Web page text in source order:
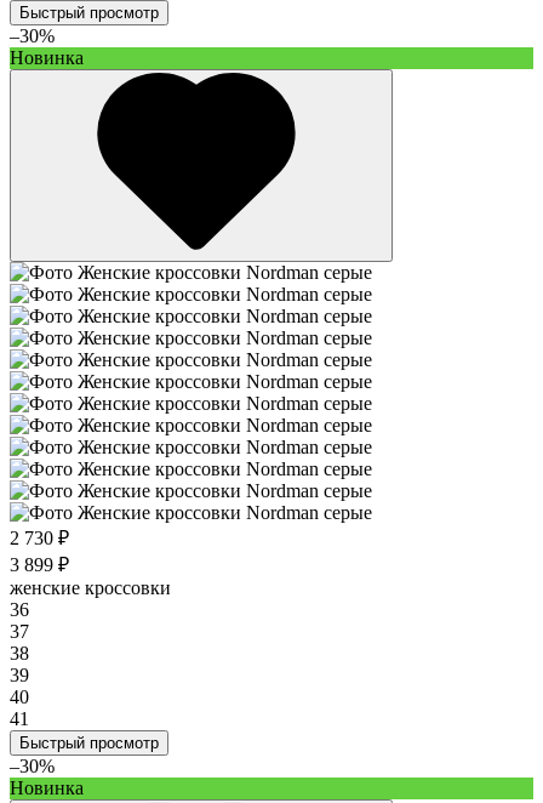
Быстрый просмотр
–30%
Новинка
2 730 ₽
3 899 ₽
женские кроссовки
36
37
38
39
40
41
Быстрый просмотр
–30%
Новинка